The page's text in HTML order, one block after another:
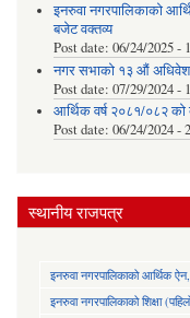
इनरुवा नगरपालिकाको
बजेट वक्तव्य
Post date: 06/24/2025 -
नगर सभाको १३ औं
Post date: 07/29/2024 -
आर्थिक वर्ष २०८१/०८२ को
Post date: 06/24/2024 -
स्थानीय राजपत्र
इनरुवा नगरपालिकाको आर्थिक
इनरुवा नगरपालिकाको शिक्षा